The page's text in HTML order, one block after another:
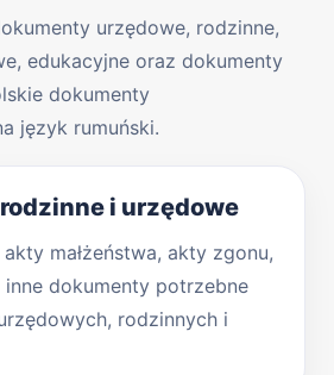
urzędowe, rodzinne,
edukacyjne oraz dokumenty
dokumenty
język rumuński.
i urzędowe
małżeństwa, akty zgonu,
inne dokumenty potrzebne
rodzinnych i